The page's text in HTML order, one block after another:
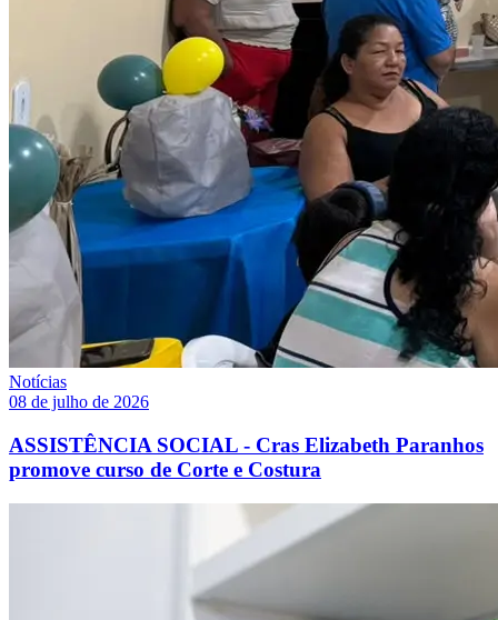
Notícias
08 de julho de 2026
ASSISTÊNCIA SOCIAL - Cras Elizabeth Paranhos
promove curso de Corte e Costura